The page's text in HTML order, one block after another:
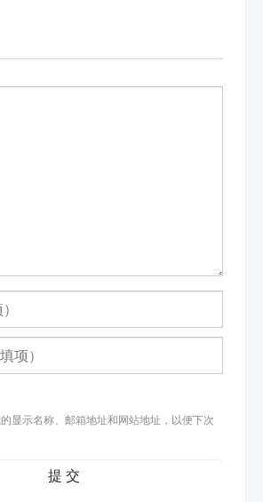
显示名称、邮箱地址和网站地址，以便下次